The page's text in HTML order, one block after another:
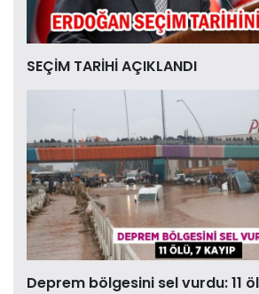
SEÇİM TARİHİ AÇIKLANDI
Deprem bölgesini sel vurdu: 11